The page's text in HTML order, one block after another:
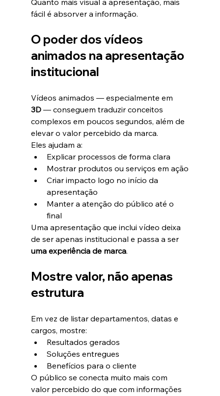
fácil é absorver a informação.
O poder dos vídeos
animados na apresentação
institucional
Vídeos animados — especialmente em
3D — conseguem traduzir conceitos
complexos em poucos segundos, além de
elevar o valor percebido da marca.
Eles ajudam a:
Explicar processos de forma clara
Mostrar produtos ou serviços em ação
Criar impacto logo no início da
apresentação
Manter a atenção do público até o
final
Uma apresentação que inclui vídeo deixa
de ser apenas institucional e passa a ser
uma experiência de marca.
Mostre valor, não apenas
estrutura
Em vez de listar departamentos, datas e
cargos, mostre:
Resultados gerados
Soluções entregues
Benefícios para o cliente
O público se conecta muito mais com
valor percebido do que com informações